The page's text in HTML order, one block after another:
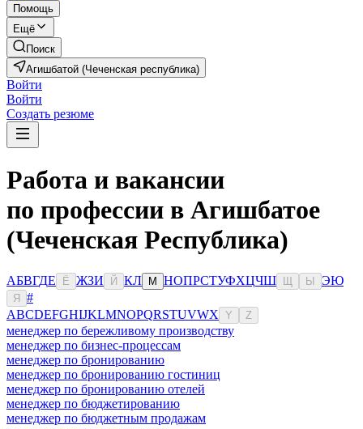
Помощь
Ещё
Поиск
Агишбатой (Чеченская республика)
Войти
Войти
Создать резюме
Работа и вакансии
по профессии в Агишбатое
(Чеченская Республика)
АБВГДЕ Ё ЖЗИ Й КЛ М НОПРСТУФХЦЧШ Ы ЭЮ
Я
#
ABCDEFGHIJKLMNOPQRSTUVWX Y Z
менеджер по бережливому производству
менеджер по бизнес-процессам
менеджер по бронированию
менеджер по бронированию гостиниц
менеджер по бронированию отелей
менеджер по бюджетированию
менеджер по бюджетным продажам